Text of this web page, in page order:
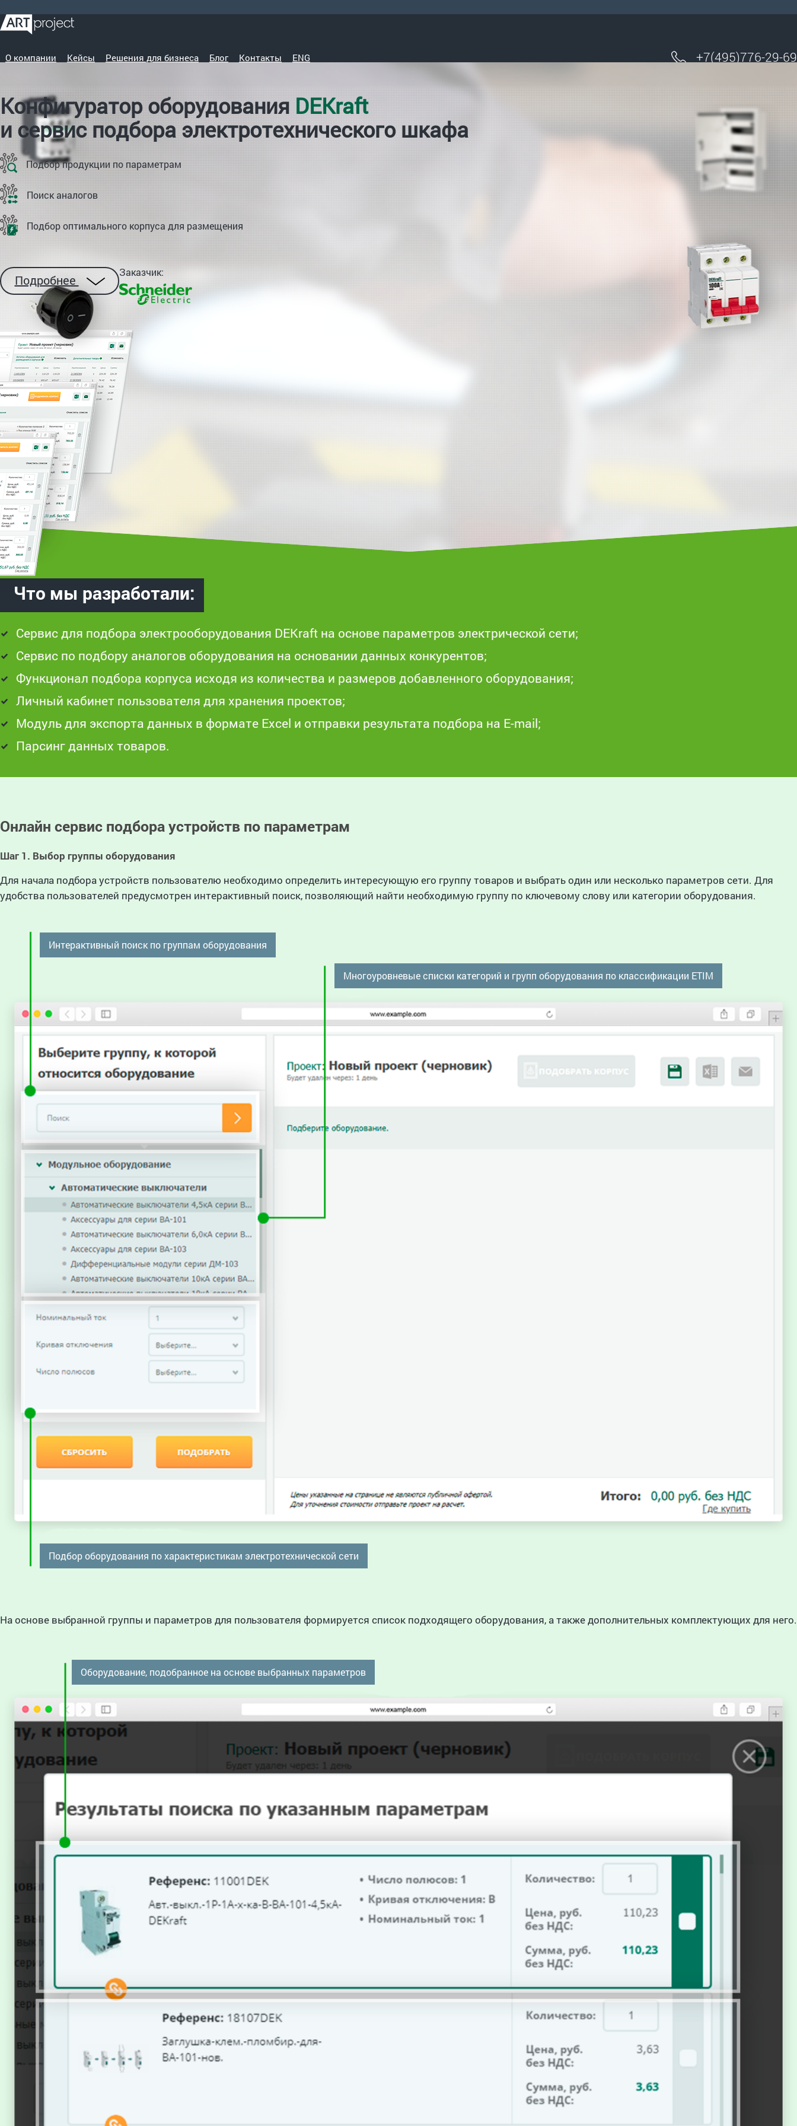
О компании Кейсы Решения для бизнеса Блог Контакты ENG +7(495)776-29-69
Конфигуратор оборудования DEKraft
и сервис подбора электротехнического шкафа
Подбор продукции по параметрам
Поиск аналогов
Подбор оптимального корпуса для размещения
Подробнее
Заказчик:
Что мы разработали:
Сервис для подбора электрооборудования DEKraft на основе параметров электрической сети;
Сервис по подбору аналогов оборудования на основании данных конкурентов;
Функционал подбора корпуса исходя из количества и размеров добавленного оборудования;
Личный кабинет пользователя для хранения проектов;
Модуль для экспорта данных в формате Excel и отправки результата подбора на E-mail;
Парсинг данных товаров.
Онлайн сервис подбора устройств по параметрам
Шаг 1. Выбор группы оборудования
Для начала подбора устройств пользователю необходимо определить интересующую его группу товаров и выбрать один или несколько параметров сети. Для
удобства пользователей предусмотрен интерактивный поиск, позволяющий найти необходимую группу по ключевому слову или категории оборудования.
Интерактивный поиск по группам оборудования
Многоуровневые списки категорий и групп оборудования по классификации ETIM
Подбор оборудования по характеристикам электротехнической сети
На основе выбранной группы и параметров для пользователя формируется список подходящего оборудования, а также дополнительных комплектующих для него.
Оборудование, подобранное на основе выбранных параметров